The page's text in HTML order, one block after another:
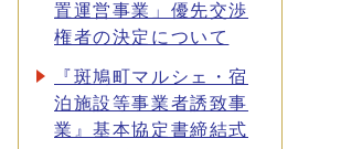
置運営事業」優先交渉
権者の決定について
『斑鳩町マルシェ・宿
泊施設等事業者誘致事
業』基本協定書締結式